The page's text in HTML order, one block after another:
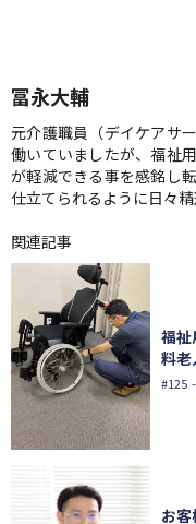
冨永大輔
元介護職員（デイケアサ
働いていましたが、福祉
が軽減できる事を感銘し
仕立てられるように日々
関連記事
福
料
#125
お